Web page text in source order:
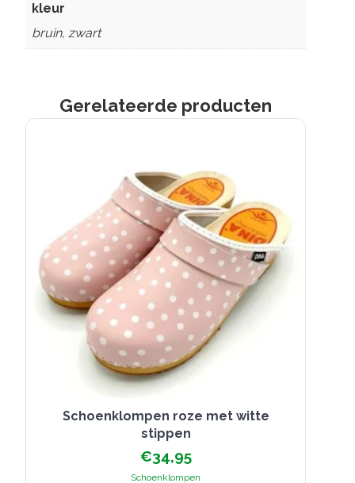
kleur
bruin, zwart
Gerelateerde producten
Schoenklompen roze met witte
stippen
€34,95
Schoenklompen